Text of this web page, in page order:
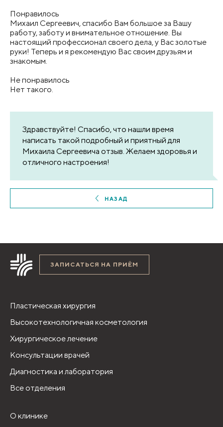
Понравилось
Михаил Сергеевич, спасибо Вам большое за Вашу
работу, заботу и внимательное отношение. Вы
настоящий профессионал своего дела, у Вас золотые
руки! Теперь и я рекомендую Вас своим друзьям и
знакомым.
Не понравилось
Нет такого.
Здравствуйте! Спасибо, что нашли время
написать такой подробный и приятный для
Михаила Сергеевича отзыв. Желаем здоровья и
отличного настроения!
НАЗАД
ЗАПИСАТЬСЯ НА ПРИЁМ
Пластическая хирургия
Высокотехнологичная косметология
Хирургическое лечение
Консультации врачей
Диагностика и лаборатория
Все отделения
О клинике